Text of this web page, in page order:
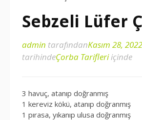
Sebzeli Lüfer
admin tarafındanKasım 28, 2022
tarihindeÇorba Tarifleriiçinde
3 havuç, atanıp doğranmış
1 kereviz kökü, atanıp doğranmış
1 pırasa, yıkanıp ulusa doğranmış